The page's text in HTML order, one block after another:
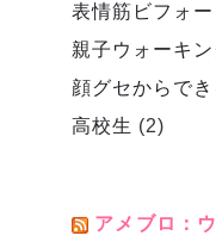
表情筋ビフォ
親子ウォーキ
顔グセからで
高校生 (2)
アメブロ：